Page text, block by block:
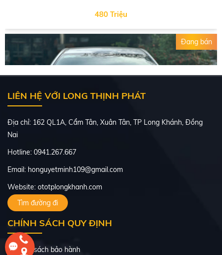
480 Triệu
Đang bán
TOYOTA ALTIS 2016
Xăng
LIÊN HỆ VỚI LONG THỊNH PHÁT
Địa chỉ: 162 QL1A, Cẩm Tân, Xuân Tân, TP Long Khánh, Đồng
Nai
Hotline: 0941.267.667
Email: honguyetminh109@gmail.com
Website: ototplongkhanh.com
Tìm đường đi
CHÍNH SÁCH QUY ĐỊNH
Chính sách bảo hành